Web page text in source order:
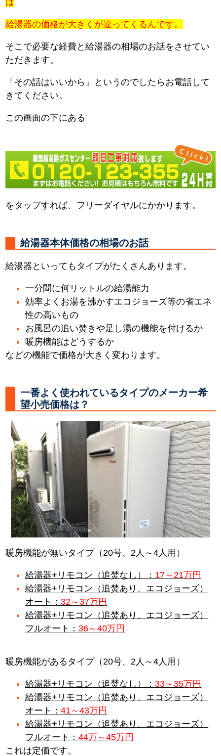
給湯器の価格が大きくが違ってくるんです。
そこで必要な経費と給湯器の相場のお話をさせてい
ただきます。
「その話はいいから」というのでしたらお電話して
きてください。
この画面の下にある
をタップすれば、フリーダイヤルにかかります。
給湯器本体価格の相場のお話
給湯器といってもタイプがたくさんあります。
一分間に何リットルの給湯能力
効率よくお湯を沸かすエコジョーズ等の省エネ
性の高いもの
お風呂の追い焚きや足し湯の機能を付けるか
暖房機能はどうするか
などの機能で価格が大きく変わります。
一番よく使われているタイプのメーカー希
望小売価格は？
暖房機能が無いタイプ（20号、2人～4人用）
給湯器+リモコン（追焚なし）： 17～21万円
給湯器+リモコン（追焚あり、エコジョーズ）
オート：32～37万円
給湯器+リモコン（追焚あり、エコジョーズ）
フルオート：36～40万円
暖房機能があるタイプ（20号、2人～4人用）
給湯器+リモコン（追焚なし）：33～35万円
給湯器+リモコン（追焚あり、エコジョーズ）
オート：41～43万円
給湯器+リモコン（追焚あり、エコジョーズ）
フルオート：44万～45万円
これは定価です。